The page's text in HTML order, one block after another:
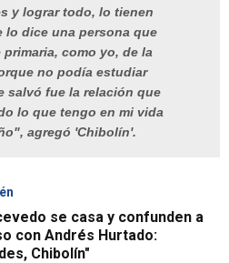
y lograr todo, lo tienen
lo dice una persona que
como yo, de la
no podía estudiar
salvó fue la relación que
lo que tengo en mi vida
agregó 'Chibolín'.
se casa y confunden a
con Andrés Hurtado:
Chibolín"